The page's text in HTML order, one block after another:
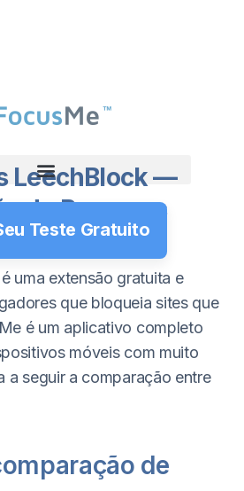
Teste Gratuito
LeechBlock —
de Recursos
uma extensão gratuita e
que bloqueia sites que
é um aplicativo completo
móveis com muito
a seguir a comparação entre
de